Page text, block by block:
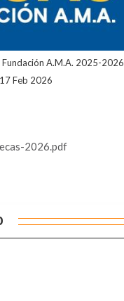
Fundación A.M.A. 2025-2026
Feb 2026
2026.pdf